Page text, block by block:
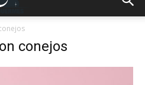
conejos